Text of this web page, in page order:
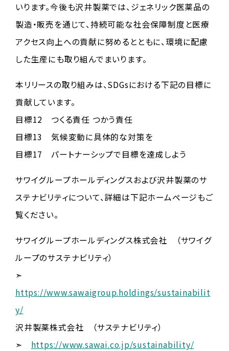
いります。今後も沢井製薬では、ジェネリック医薬品の
製造・販売を通じて、持続可能な社会保障制度と医療
アクセス向上への貢献に努めるとともに、環境に配慮
した生産にも取り組んでまいります。
本リリースの取り組みは、SDGsにおける下記の目標に
貢献しています。
目標12 つくる責任 つかう責任
目標13 気候変動に具体的な対策を
目標17 パートナーシップで目標を達成しよう
サワイグループホールディングスおよび沢井製薬のサ
ステナビリティについて、詳細は下記ホームページもご
覧ください。
サワイグループホールディングス株式会社 （サワイグ
ループのサステナビリティ）
➣
https://www.sawaigroup.holdings/sustainabilit
y/
沢井製薬株式会社 （サステナビリティ）
➣ https://www.sawai.co.jp/sustainability/